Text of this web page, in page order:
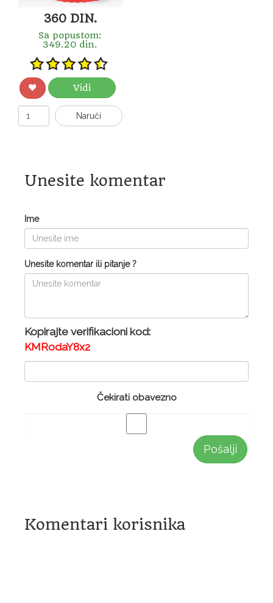
360 DIN.
Sa popustom:
349.20 din.
Vidi
Naruči
Unesite komentar
Ime
Unesite komentar ili pitanje ?
Kopirajte verifikacioni kod:
KMRodaY8x2
Čekirati obavezno
Pošalji
Komentari korisnika